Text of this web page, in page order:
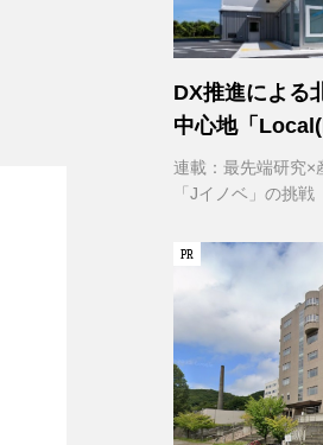
DX推進による
中心地「
べ1,400㎡の巨
に挑む 大阪工
連載：最先端研究×
「Jイノベ」の挑戦
PR
PR